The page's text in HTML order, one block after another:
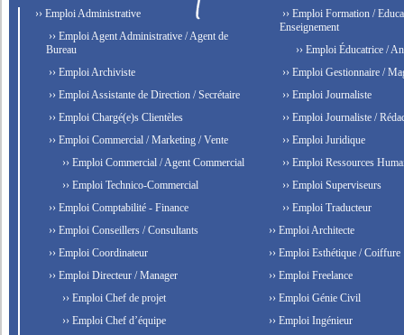
›› Emploi Administrative
›› Emploi Agent Administrative / Agent de
Bureau
›› Emploi Archiviste
›› Emploi Assistante de Direction / Secrétaire
›› Emploi Chargé(e)s Clientèles
›› Emploi Commercial / Marketing / Vente
›› Emploi Commercial / Agent Commercial
›› Emploi Technico-Commercial
›› Emploi Comptabilité - Finance
›› Emploi Conseillers / Consultants
›› Emploi Coordinateur
›› Emploi Directeur / Manager
›› Emploi Chef de projet
›› Emploi Chef d’équipe
›› Emploi Formation /
Enseignement
›› Emploi Éducatrice /
›› Emploi Gestionnaire /
›› Emploi Journaliste
›› Emploi Journaliste /
›› Emploi Juridique
›› Emploi Ressources
›› Emploi Superviseurs
›› Emploi Traducteur
›› Emploi Architecte
›› Emploi Esthétique / Coiffure
›› Emploi Freelance
›› Emploi Génie Civil
›› Emploi Ingénieur